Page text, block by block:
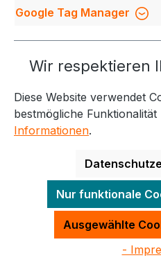
Service-Hotline
Weitere Themen
Informationen
Alle Preise exkl.
Versandkostenund ggf.
nicht anders
Made with by
Google Tag Manager
Wir respektieren
Diese Website verwendet
bestmögliche
Informationen.
Nur funktionale
Ausgewählte
-